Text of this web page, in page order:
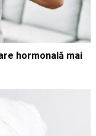
hormonală mai